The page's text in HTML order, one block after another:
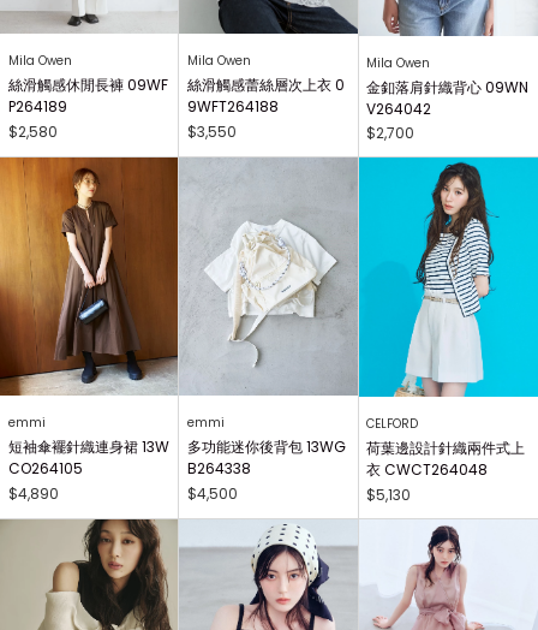
Mila Owen
絲滑觸感休閒長褲 09WF
P264189
$2,580
Mila Owen
絲滑觸感蕾絲層次上衣 0
9WFT264188
$3,550
Mila Owen
金釦落肩針織背心 09WN
V264042
$2,700
emmi
短袖傘襬針織連身裙 13W
CO264105
$4,890
emmi
多功能迷你後背包 13WG
B264338
$4,500
CELFORD
荷葉邊設計針織兩件式上
衣 CWCT264048
$5,130